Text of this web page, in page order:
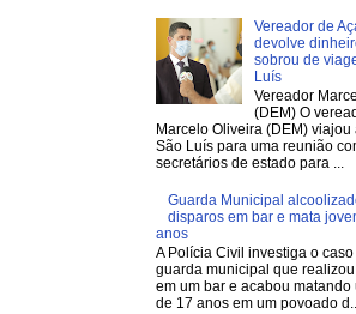
Vereador de
devolve
sobrou de
Luís
Vereador
(DEM) O
Marcelo Oliveira (DEM) viajou
São Luís para uma reunião
secretários de estado para ...
Guarda Municipal
disparos em bar e mata
anos
A Polícia Civil investiga o
guarda municipal que
em um bar e acabou matando
de 17 anos em um povoado